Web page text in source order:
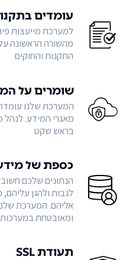
עומדים
למערכת מייעצות
מהשורה הראשונה
התקנות והחוקים
שומרים על
המערכת שלנו
מאגרי המידע. לנהל
בראש שקט
כספת של
הנתונים שלכם
לגבות ולהגן עליהם,
אליהם. המערכת
ומאובטחת
תעודת SSL